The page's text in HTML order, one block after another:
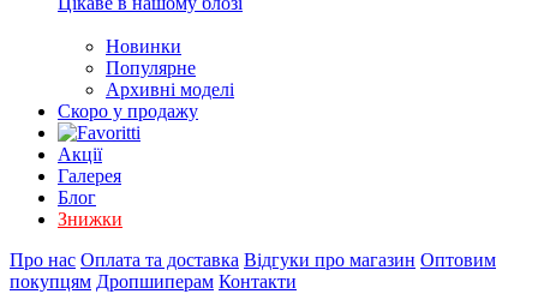
Новинки
Популярне
Архивні моделі
Скоро у продажу
Акції
Галерея
Блог
Знижки
Про нас Оплата та доставка Відгуки про магазин Оптовим
покупцям Дропшиперам Контакти